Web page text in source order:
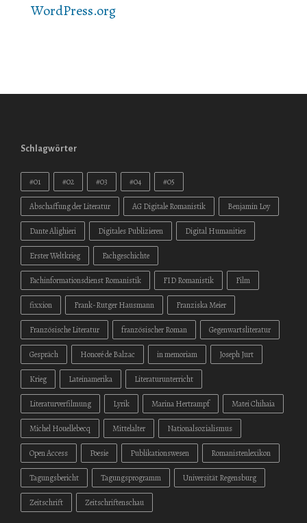
WordPress.org
Schlagwörter
#01 #02 #03 #04 #05
Abschaffung der Literatur AG Digitale Romanistik Benjamin Loy
Dante Alighieri Digitales Publizieren Digital Humanities
Erster Weltkrieg Fachgeschichte
Fachinformationsdienst Romanistik FID Romanistik Film
fixxion Frank-Rutger Hausmann Franziska Meier
Französische Literatur französischer Roman Gegenwartsliteratur
Gespräch Honoré de Balzac in memoriam Joseph Jurt
Krieg Lateinamerika Literaturunterricht
Literaturverfilmung Lyrik Marina Hertrampf Matei Chihaia
Michel Houellebecq Mittelalter Nationalsozialismus
Open Access Poesie Publikationswesen Romanistenlexikon
Tagungsbericht Tagungsprogramm Universität Regensburg
Zeitschrift Zeitschriftenschau